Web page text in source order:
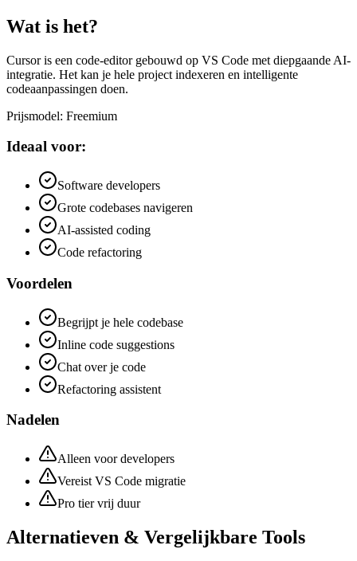
Wat is het?
Cursor is een code-editor gebouwd op VS Code met diepgaande AI-
integratie. Het kan je hele project indexeren en intelligente
codeaanpassingen doen.
Prijsmodel: Freemium
Ideaal voor:
Software developers
Grote codebases navigeren
AI-assisted coding
Code refactoring
Voordelen
Begrijpt je hele codebase
Inline code suggestions
Chat over je code
Refactoring assistent
Nadelen
Alleen voor developers
Vereist VS Code migratie
Pro tier vrij duur
Alternatieven & Vergelijkbare Tools